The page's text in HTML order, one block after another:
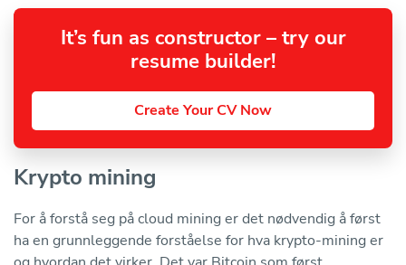
Krypto mining
For å forstå seg på cloud mining er det nødvendig å først
ha en grunnleggende forståelse for hva krypto-mining er
It’s fun as constructor – try our
resume builder!
Create Your CV Now